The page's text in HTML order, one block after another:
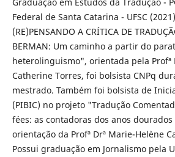
Graduação em Estudos da Tradução -
Federal de Santa Catarina - UFSC
(RE)PENSANDO A CRÍTICA DE
BERMAN: Um caminho a partir do
heterolinguismo", orientada pela Profª
Catherine Torres, foi bolsista CNPq
mestrado. Também foi bolsista de
(PIBIC) no projeto "Tradução
fées: as contadoras dos anos dourados
orientação da Profª Drª Marie-Helène
Possui graduação em Jornalismo pela